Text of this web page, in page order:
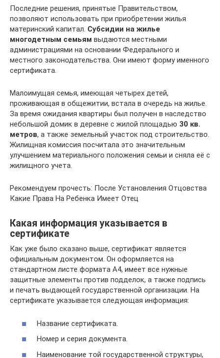
Последние решения, принятые Правительством,
позволяют использовать при приобретении жилья
материнский капитал. Субсидии на жилье
многодетным семьям выдаются местными
администрациями на основании Федерального и
местного законодательства. Они имеют форму именного
сертификата.
Малоимущая семья, имеющая четырех детей,
проживающая в общежитии, встала в очередь на жилье.
За время ожидания квартиры был получен в наследство
небольшой домик в деревне с жилой площадью 30 кв.
метров, а также земельный участок под строительство.
Жилищная комиссия посчитала это значительным
улучшением материального положения семьи и сняла её с
жилищного учета.
Рекомендуем прочесть: После Установления Отцовства
Какие Права На Ребенка Имеет Отец
Какая информация указывается в
сертификате
Как уже было сказано выше, сертификат является
официальным документом. Он оформляется на
стандартном листе формата А4, имеет все нужные
защитные элементы против подделок, а также подпись
и печать выдающей государственной организации. На
сертификате указывается следующая информация:
Название сертификата.
Номер и серия документа.
Наименование той государственной структуры,